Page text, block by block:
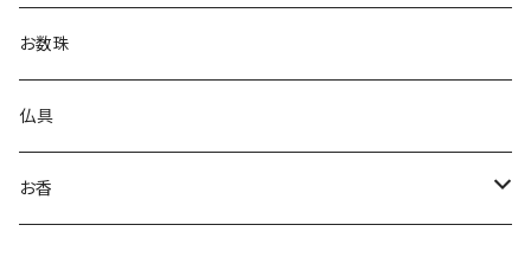
お香
お数珠
仏具
お香